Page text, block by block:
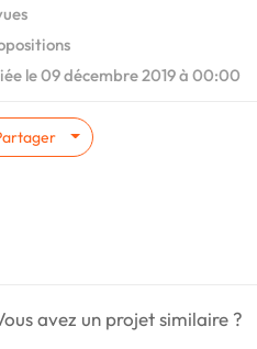
le 09 décembre 2019 à 00:00
avez un projet similaire ?